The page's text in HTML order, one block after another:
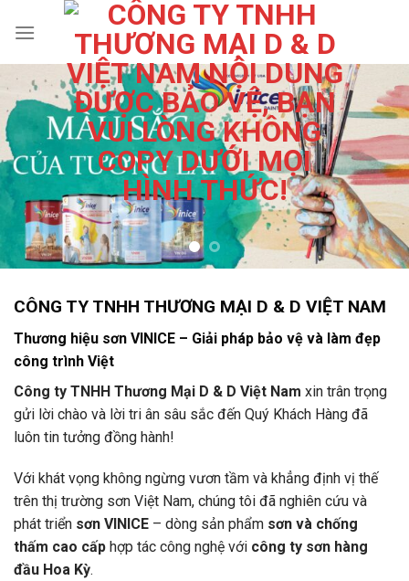
CÔNG TY TNHH THƯƠNG MẠI D & D VIỆT NAM
Thương hiệu sơn VINICE – Giải pháp bảo vệ và làm đẹp
công trình Việt
Công ty TNHH Thương Mại D & D Việt Nam xin trân trọng
gửi lời chào và lời tri ân sâu sắc đến Quý Khách Hàng đã
luôn tin tưởng đồng hành!
Với khát vọng không ngừng vươn tầm và khẳng định vị thế
trên thị trường sơn Việt Nam, chúng tôi đã nghiên cứu và
phát triển sơn VINICE – dòng sản phẩm sơn và chống
thấm cao cấp hợp tác công nghệ với công ty sơn hàng
đầu Hoa Kỳ.